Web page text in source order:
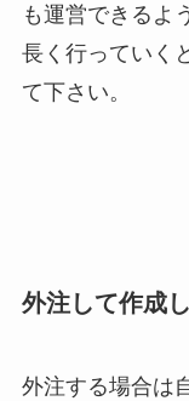
も運営できるよ
長く行っていく
て下さい。
外注して作成
外注する場合は